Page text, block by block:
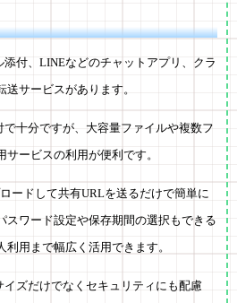
付、LINEなどのチャットアプリ、クラ
サービスがあります。
で十分ですが、大容量ファイルや複数フ
ービスの利用が便利です。
ードして共有URLを送るだけで簡単に
スワード設定や保存期間の選択もできる
用まで幅広く活用できます。
イズだけでなくセキュリティにも配慮